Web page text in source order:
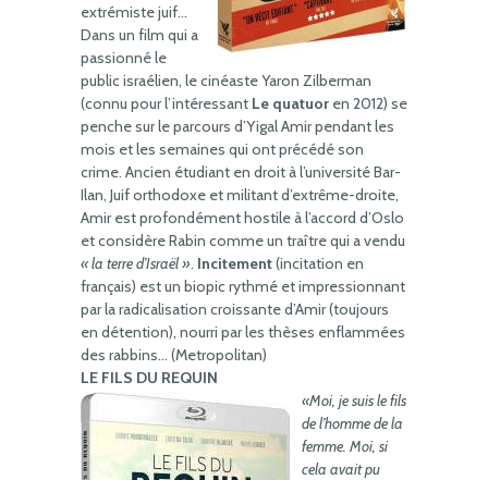
extrémiste juif…
Dans un film qui a
passionné le
public israélien, le cinéaste Yaron Zilberman
(connu pour l’intéressant Le quatuor en 2012) se
penche sur le parcours d’Yigal Amir pendant les
mois et les semaines qui ont précédé son
crime. Ancien étudiant en droit à l’université Bar-
Ilan, Juif orthodoxe et militant d’extrême-droite,
Amir est profondément hostile à l’accord d’Oslo
et considère Rabin comme un traître qui a vendu
« la terre d’Israël ». Incitement(incitation en
français) est un biopic rythmé et impressionnant
par la radicalisation croissante d’Amir (toujours
en détention), nourri par les thèses enflammées
des rabbins… (Metropolitan)
LE FILS DU REQUIN
«Moi, je suis le fils
de l’homme de la
femme. Moi, si
cela avait pu